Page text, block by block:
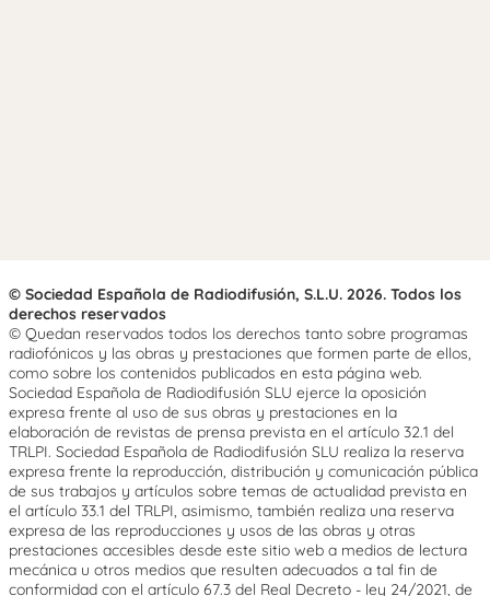
© Sociedad Española de Radiodifusión, S.L.U. 2026. Todos los
derechos reservados
© Quedan reservados todos los derechos tanto sobre programas
radiofónicos y las obras y prestaciones que formen parte de ellos,
como sobre los contenidos publicados en esta página web.
Sociedad Española de Radiodifusión SLU ejerce la oposición
expresa frente al uso de sus obras y prestaciones en la
elaboración de revistas de prensa prevista en el artículo 32.1 del
TRLPI. Sociedad Española de Radiodifusión SLU realiza la reserva
expresa frente la reproducción, distribución y comunicación pública
de sus trabajos y artículos sobre temas de actualidad prevista en
el artículo 33.1 del TRLPI, asimismo, también realiza una reserva
expresa de las reproducciones y usos de las obras y otras
prestaciones accesibles desde este sitio web a medios de lectura
mecánica u otros medios que resulten adecuados a tal fin de
conformidad con el artículo 67.3 del Real Decreto - ley 24/2021, de